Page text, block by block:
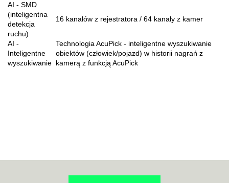
AI - SMD
(inteligentna
detekcja
ruchu)
16 kanałów z rejestratora / 64 kanały z kamer
AI -
Inteligentne
wyszukiwanie
Technologia AcuPick - inteligentne wyszukiwanie
obiektów (człowiek/pojazd) w historii nagrań z
kamerą z funkcją AcuPick
ACO